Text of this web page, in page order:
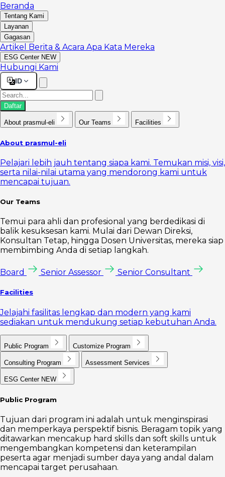
Beranda
Tentang Kami
Layanan
Gagasan
Artikel Berita & Acara Apa Kata Mereka
ESG Center NEW
Hubungi Kami
ID
Daftar
About prasmul-eli Our Teams Facilities
About prasmul-eli
Pelajari lebih jauh tentang siapa kami. Temukan misi, visi,
serta nilai-nilai utama yang mendorong kami untuk
mencapai tujuan.
Our Teams
Temui para ahli dan profesional yang berdedikasi di
balik kesuksesan kami. Mulai dari Dewan Direksi,
Konsultan Tetap, hingga Dosen Universitas, mereka siap
membimbing Anda di setiap langkah.
Board Senior Assessor Senior Consultant
Facilities
Jelajahi fasilitas lengkap dan modern yang kami
sediakan untuk mendukung setiap kebutuhan Anda.
Public Program Customize Program
Consulting Program Assessment Services
ESG Center NEW
Public Program
Tujuan dari program ini adalah untuk menginspirasi
dan memperkaya perspektif bisnis. Beragam topik yang
ditawarkan mencakup hard skills dan soft skills untuk
mengembangkan kompetensi dan keterampilan
peserta agar menjadi sumber daya yang andal dalam
mencapai target perusahaan.